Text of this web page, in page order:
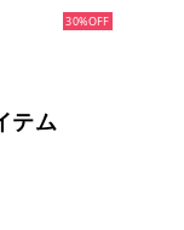
30%
テム